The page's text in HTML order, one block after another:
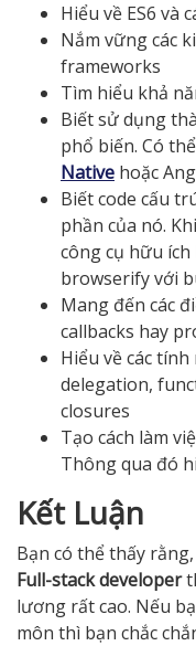
Hiểu về ES6 và
Nắm vững các
frameworks
Tìm hiểu khả
Biết sử dụng
phổ biến. Có
Native hoặc
Biết code cấu
phần của nó.
công cụ hữu
browserify với
Mang đến các
callbacks hay
Hiểu về các
delegation,
closures
Tạo cách làm
Thông qua đó
Kết Luận
Bạn có thể thấy
Full-stack developer
lương rất cao. Nếu
môn thì bạn chắc